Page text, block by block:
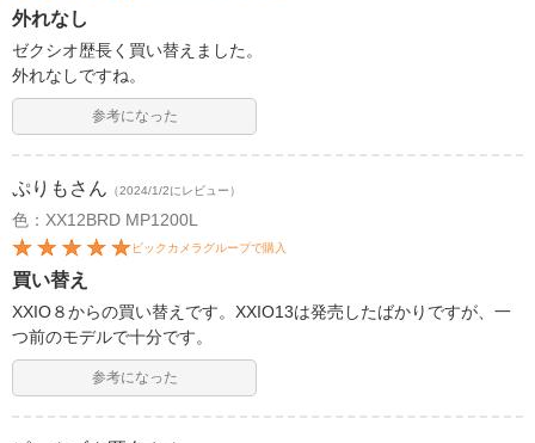
外れなし
ゼクシオ歴長く買い替えました。
外れなしですね。
参考になった
ぷりも さん （2024/1/2にレビュー）
色：XX12BRD MP1200L
ビックカメラグループで購入
買い替え
XXIO８からの買い替えです。XXIO13は発売したばかりですが、一
つ前のモデルで十分です。
参考になった